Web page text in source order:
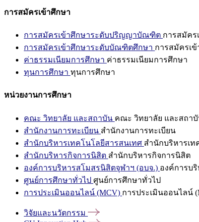
การสมัครเข้าศึกษา
การสมัครเข้าศึกษาระดับปริญญาบัณฑิต การสมัค
การสมัครเข้าศึกษาระดับบัณฑิตศึกษา การสมัครเ
ค่าธรรมเนียมการศึกษา ค่าธรรมเนียมการศึกษา
ทุนการศึกษา ทุนการศึกษา
หน่วยงานการศึกษา
คณะ วิทยาลัย และสถาบัน คณะ วิทยาลัย และสถา
สำนักงานการทะเบียน สำนักงานการทะเบียน
สำนักบริหารเทคโนโลยีสารสนเทศ สำนักบริหารเท
สำนักบริหารกิจการนิสิต สำนักบริหารกิจการนิสิต
องค์การบริหารสโมสรนิสิตจุฬาฯ (อบจ.) องค์การบ
ศูนย์การศึกษาทั่วไป ศูนย์การศึกษาทั่วไป
การประเมินออนไลน์ (MCV) การประเมินออนไลน์
วิจัยและนวัตกรรม